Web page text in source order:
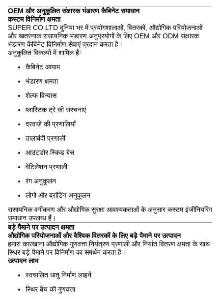
OEM और अनुकूलित संक्षारक भंडारण कैबिनेट समाधान
कस्टम विनिर्माण क्षमता
SUPER CO LTD दुनिया भर में प्रयोगशालाओं, वितरकों, औद्योगिक परियोजनाओं
और खतरनाक रासायनिक भंडारण अनुप्रयोगों के लिए OEM और ODM संक्षारक
भंडारण कैबिनेट विनिर्माण सेवाएं प्रदान करता है।
अनुकूलित विकल्पों में शामिल हैंः
कैबिनेट आयाम
भंडारण क्षमता
शेल्फ विन्यास
प्लास्टिक ट्रे की संरचनाएं
दरवाज़े की प्रणालियाँ
तालाबंदी प्रणाली
आउटडोर स्किड बेस
वेंटिलेशन प्रणाली
रंग अनुकूलन
लोगो और ब्रांडिंग अनुकूलन
रासायनिक वर्गीकरण और औद्योगिक सुरक्षा आवश्यकताओं के अनुसार कस्टम इंजीनियरिंग
समाधान उपलब्ध हैं।
बड़े पैमाने पर उत्पादन क्षमता
औद्योगिक परियोजनाओं और वैश्विक वितरकों के लिए बड़े पैमाने पर उत्पादन
हमारा कारखाना औद्योगिक गुणवत्ता नियंत्रण प्रणाली और निर्यात वितरण क्षमता के साथ
स्थिर बड़े पैमाने पर विनिर्माण का समर्थन करता है।
उत्पादन लाभ
स्वचालित धातु निर्माण लाइनें
स्थिर बैच की गुणवत्ता